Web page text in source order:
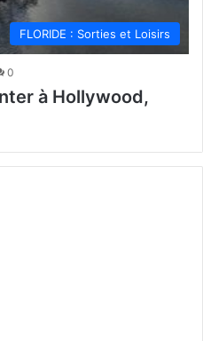
FLORIDE : Sorties et Loisirs
0
à Hollywood,